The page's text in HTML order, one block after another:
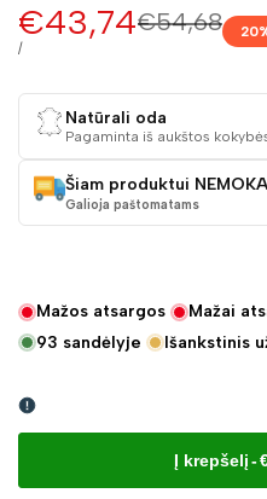
Įprasta
€54,68
Pardavimo
kaina
€43,74
VIENETO
/
20
Natūrali oda
Pagaminta iš aukštos
Šiam produktui
Galioja paštomatams
Mažos atsargos Mažai
93 sandėlyje Išankstinis
Į krepšelį-